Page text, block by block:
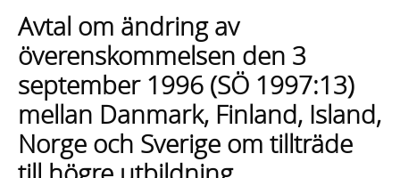
med
sökförslag
Avtal om ändring av
överenskommelsen den 3
september 1996 (SÖ 1997:13)
mellan Danmark, Finland, Island,
Norge och Sverige om tillträde